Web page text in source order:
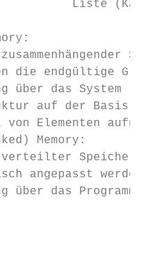
Liste
die endgültige
über das System
auf der Basis
von Elementen
Memory:
angepasst werden
über das Programm